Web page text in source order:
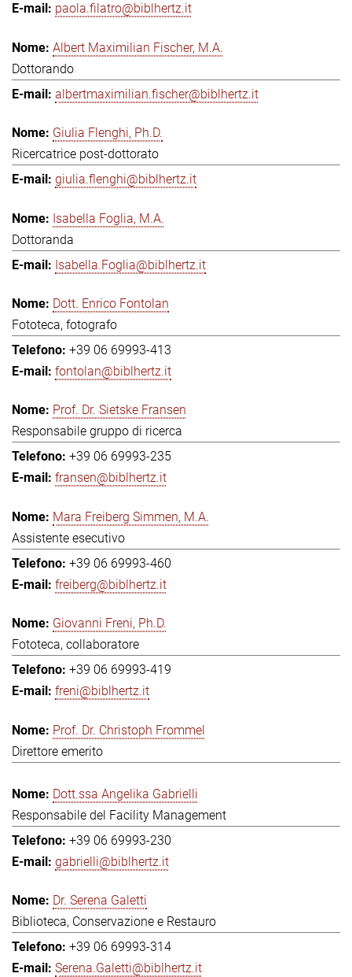
paola.filatro@biblhertz.it
Albert Maximilian Fischer, M.A.
Dottorando
albertmaximilian.fischer@biblhertz.it
Giulia Flenghi, Ph.D.
Ricercatrice post-dottorato
giulia.flenghi@biblhertz.it
Isabella Foglia, M.A.
Dottoranda
Isabella.Foglia@biblhertz.it
Dott. Enrico Fontolan
Fototeca, fotografo
+39 06 69993-413
fontolan@biblhertz.it
Prof. Dr. Sietske Fransen
Responsabile gruppo di ricerca
+39 06 69993-235
fransen@biblhertz.it
Mara Freiberg Simmen, M.A.
Assistente esecutivo
+39 06 69993-460
freiberg@biblhertz.it
Giovanni Freni, Ph.D.
Fototeca, collaboratore
+39 06 69993-419
freni@biblhertz.it
Prof. Dr. Christoph Frommel
Direttore emerito
Dott.ssa Angelika Gabrielli
Responsabile del Facility Management
+39 06 69993-230
gabrielli@biblhertz.it
Dr. Serena Galetti
Biblioteca, Conservazione e Restauro
+39 06 69993-314
Serena.Galetti@biblhertz.it